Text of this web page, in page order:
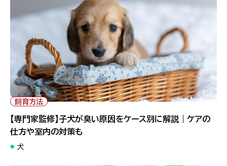
" alt="【専門家監修】子犬が臭い原因をケース別に解説｜ケアの仕
方や室内の対策も">
飼育方法
【専門家監修】子犬が臭い原因をケース別に解説｜ケアの
仕方や室内の対策も
犬